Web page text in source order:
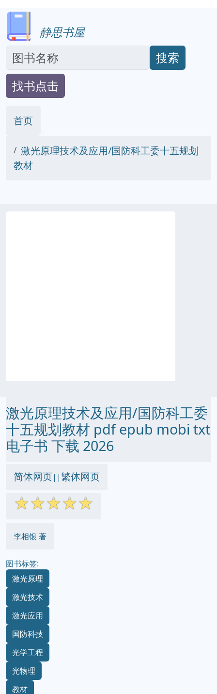
静思书屋
搜索
找书点击
首页
激光原理技术及应用/国防科工委十五规划
教材
激光原理技术及应用/国防科工委
十五规划教材 pdf epub mobi txt
电子书 下载 2026
简体网页||繁体网页
☆☆☆☆☆
李相银 著
图书标签:
激光原理
激光技术
激光应用
国防科技
光学工程
光物理
教材